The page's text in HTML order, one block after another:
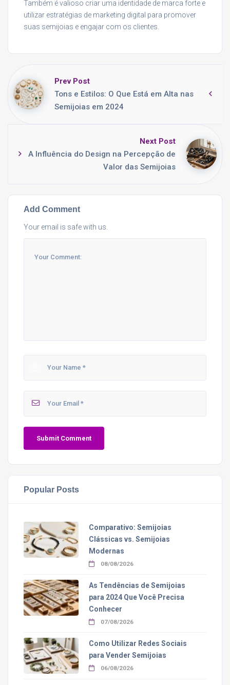
Também é valioso criar uma identidade de marca forte e
utilizar estratégias de marketing digital para promover
suas semijoias e engajar com os clientes.
Prev Post
Tons e Estilos: O Que Está em Alta nas
Semijoias em 2024
Next Post
A Influência do Design na Percepção de
Valor das Semijoias
Add Comment
Your email is safe with us.
Popular Posts
Comparativo: Semijoias
Clássicas vs. Semijoias
Modernas
08/08/2026
As Tendências de Semijoias
para 2024 Que Você Precisa
Conhecer
07/08/2026
Como Utilizar Redes Sociais
para Vender Semijoias
06/08/2026